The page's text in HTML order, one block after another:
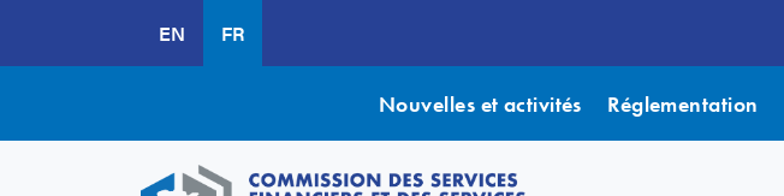
contenu
EN FR
Nouvelles et activités Réglementation